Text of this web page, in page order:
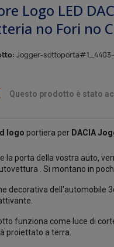
Logo LED
no Fori no
Jogger-
Questo prodotto è stato
logo portiera per DACIA
la porta della vostra auto,
. Si montano in
decorativa dell'automobile
funziona come luce di
proiettato a terra.